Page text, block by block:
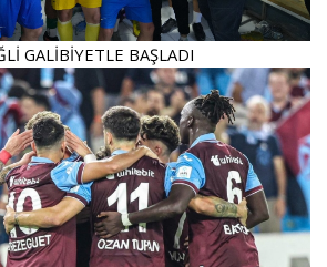
GALİBİYETLE BAŞLADI